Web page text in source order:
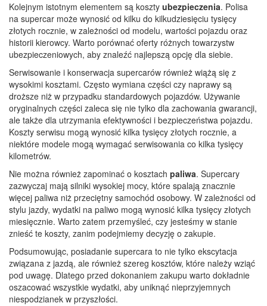
Kolejnym istotnym elementem są koszty ubezpieczenia. Polisa
na supercar może wynosić od kilku do kilkudziesięciu tysięcy
złotych rocznie, w zależności od modelu, wartości pojazdu oraz
historii kierowcy. Warto porównać oferty różnych towarzystw
ubezpieczeniowych, aby znaleźć najlepszą opcję dla siebie.
Serwisowanie i konserwacja supercarów również wiążą się z
wysokimi kosztami. Często wymiana części czy naprawy są
droższe niż w przypadku standardowych pojazdów. Używanie
oryginalnych części zaleca się nie tylko dla zachowania gwarancji,
ale także dla utrzymania efektywności i bezpieczeństwa pojazdu.
Koszty serwisu mogą wynosić kilka tysięcy złotych rocznie, a
niektóre modele mogą wymagać serwisowania co kilka tysięcy
kilometrów.
Nie można również zapominać o kosztach paliwa. Supercary
zazwyczaj mają silniki wysokiej mocy, które spalają znacznie
więcej paliwa niż przeciętny samochód osobowy. W zależności od
stylu jazdy, wydatki na paliwo mogą wynosić kilka tysięcy złotych
miesięcznie. Warto zatem przemyśleć, czy jesteśmy w stanie
znieść te koszty, zanim podejmiemy decyzję o zakupie.
Podsumowując, posiadanie supercara to nie tylko ekscytacja
związana z jazdą, ale również szereg kosztów, które należy wziąć
pod uwagę. Dlatego przed dokonaniem zakupu warto dokładnie
oszacować wszystkie wydatki, aby uniknąć nieprzyjemnych
niespodzianek w przyszłości.